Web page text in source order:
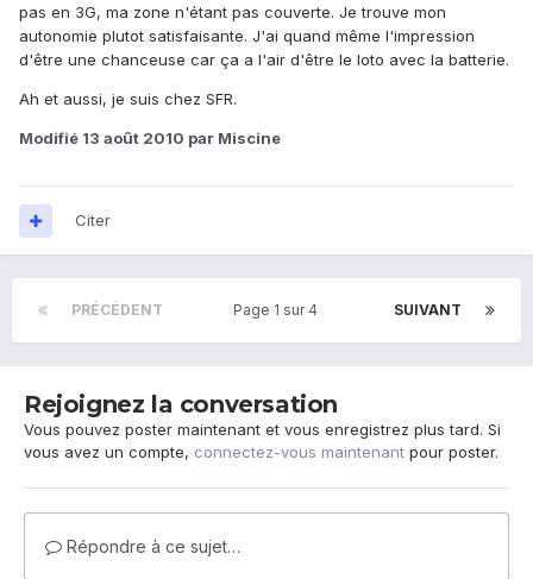
pas en 3G, ma zone n'étant pas couverte. Je trouve mon
autonomie plutot satisfaisante. J'ai quand même l'impression
d'être une chanceuse car ça a l'air d'être le loto avec la batterie.
Ah et aussi, je suis chez SFR.
Modifié 13 août 2010 par Miscine
Citer
PRÉCÉDENT SUIVANT
Page 1 sur 4
Rejoignez la conversation
Vous pouvez poster maintenant et vous enregistrez plus tard. Si
vous avez un compte, connectez-vous maintenant pour poster.
Répondre à ce sujet…